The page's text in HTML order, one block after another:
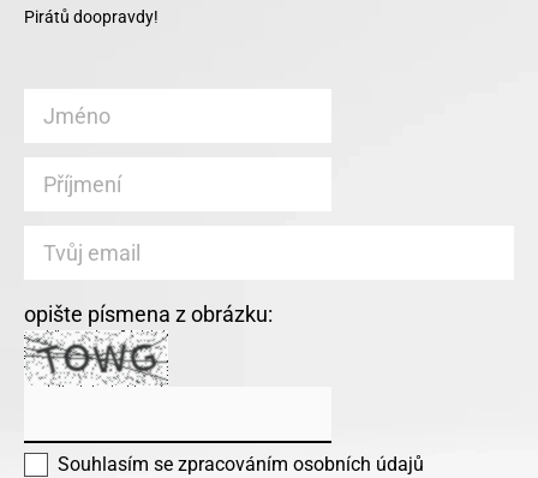
Pirátů doopravdy!
opište písmena z obrázku:
Souhlasím se zpracováním osobních údajů